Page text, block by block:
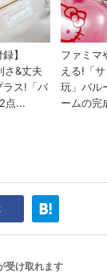
受け取れます